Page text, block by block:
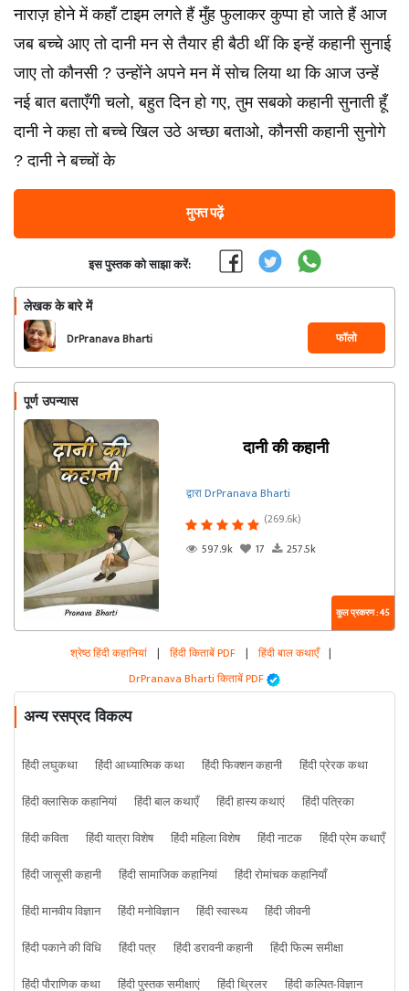
नाराज़ होने में कहाँ टाइम लगते हैं मुँह फुलाकर कुप्पा हो जाते हैं आज
जब बच्चे आए तो दानी मन से तैयार ही बैठी थीं कि इन्हें कहानी सुनाई
जाए तो कौनसी ? उन्होंने अपने मन में सोच लिया था कि आज उन्हें
नई बात बताएँगी चलो, बहुत दिन हो गए, तुम सबको कहानी सुनाती हूँ
दानी ने कहा तो बच्चे खिल उठे अच्छा बताओ, कौनसी कहानी सुनोगे
? दानी ने बच्चों के
मुफ्त पढ़ें
इस पुस्तक को साझा करें:
लेखक के बारे में
DrPranava Bharti फॉलो
पूर्ण उपन्यास
दानी की कहानी
द्वारा DrPranava Bharti
(269.6k)
597.9k
17 257.5k
कुल प्रकरण : 45
श्रेष्ठ हिंदी कहानियां | हिंदी किताबें PDF | हिंदी बाल कथाएँ |
DrPranava Bharti किताबें PDF
अन्य रसप्रद विकल्प
हिंदी लघुकथा हिंदी आध्यात्मिक कथा हिंदी फिक्शन कहानी
हिंदी प्रेरक कथा
हिंदी क्लासिक कहानियां
हिंदी बाल कथाएँ हिंदी हास्य कथाएं
हिंदी पत्रिका
हिंदी कविता
हिंदी यात्रा विशेष हिंदी महिला विशेष हिंदी नाटक
हिंदी प्रेम कथाएँ
हिंदी जासूसी कहानी
हिंदी सामाजिक कहानियां
हिंदी रोमांचक कहानियाँ
हिंदी मानवीय विज्ञान
हिंदी मनोविज्ञान हिंदी स्वास्थ्य
हिंदी जीवनी
हिंदी पकाने की विधि
हिंदी पत्र हिंदी डरावनी कहानी
हिंदी फिल्म समीक्षा
हिंदी पौराणिक कथा
हिंदी पुस्तक समीक्षाएं हिंदी थ्रिलर हिंदी कल्पित-विज्ञान